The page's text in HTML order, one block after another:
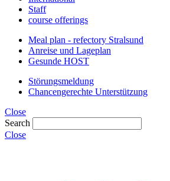
Staff
course offerings
Meal plan - refectory Stralsund
Anreise und Lageplan
Gesunde HOST
Störungsmeldung
Chancengerechte Unterstützung
Close
Search
Close